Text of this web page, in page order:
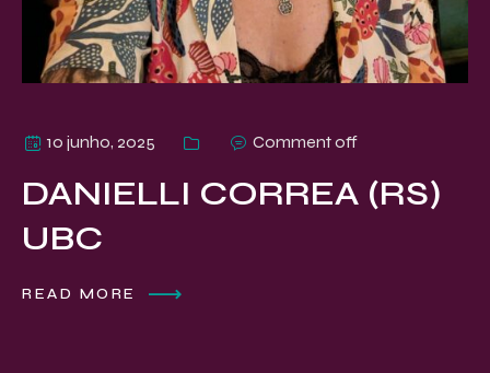
10 junho, 2025 Comment off
DANIELLI CORREA (RS)
UBC
READ MORE